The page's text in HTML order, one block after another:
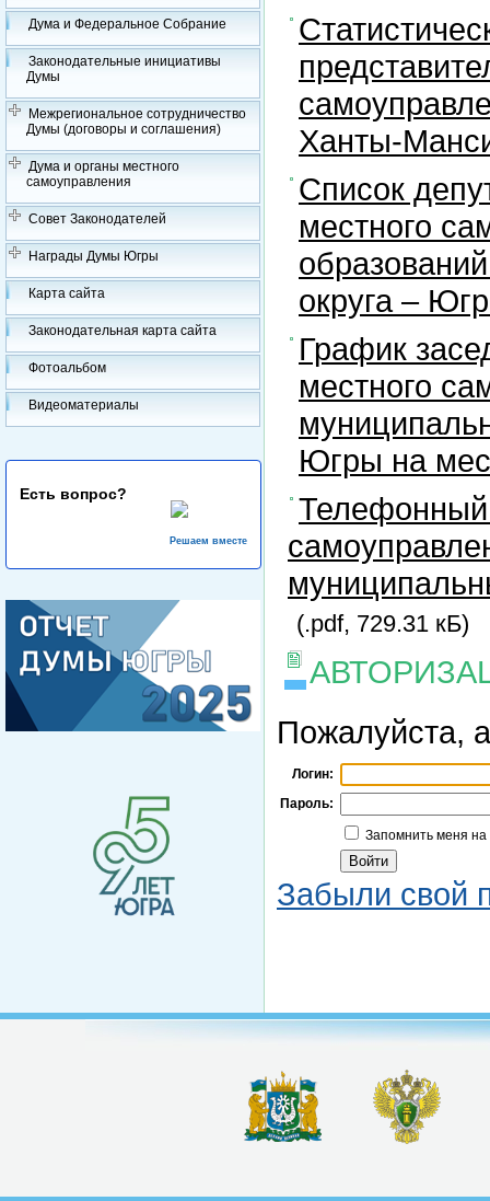
Дума и Федеральное Собрание
Законодательные инициативы
Думы
Межрегиональное сотрудничество
Думы (договоры и соглашения)
Дума и органы местного
самоуправления
Совет Законодателей
Награды Думы Югры
Карта сайта
Законодательная карта сайта
Фотоальбом
Видеоматериалы
Есть вопрос?
Решаем вместе
Ханты-
Список
местного
округа –
График
местного
Югры на
Телефонный
(.pdf, 729.31 кБ)
Пожалуйста,
Логин:
Пароль:
Запомнить меня
Забыли свой